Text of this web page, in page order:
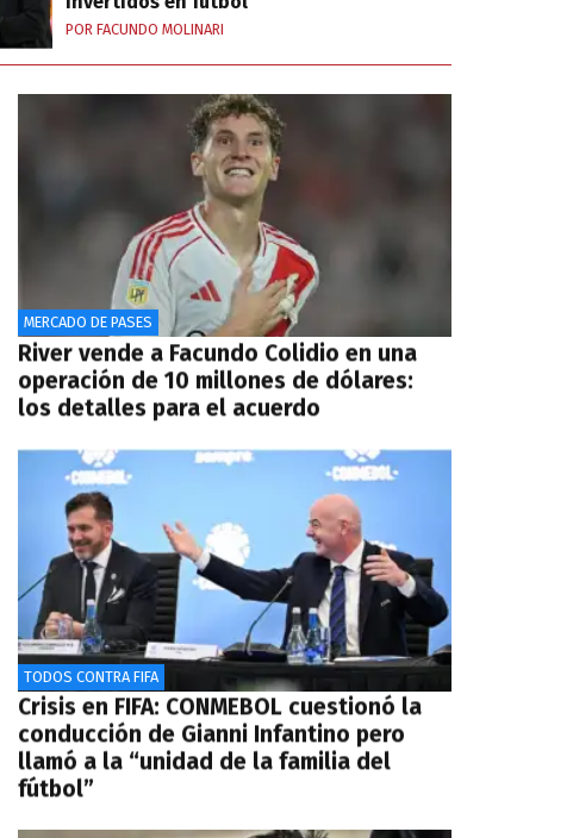
POR FACUNDO MOLINARI
MERCADO DE PASES
River vende a Facundo Colidio en una
operación de 10 millones de dólares:
los detalles para el acuerdo
TODOS CONTRA FIFA
Crisis en FIFA: CONMEBOL cuestionó la
conducción de Gianni Infantino pero
llamó a la “unidad de la familia del
fútbol”